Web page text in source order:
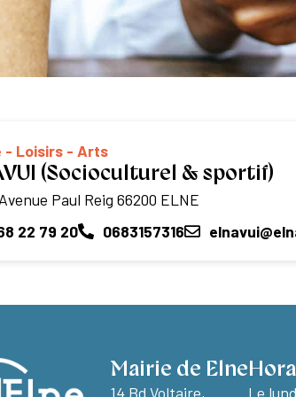
- Loisirs - Arts
(Socioculturel & sportif)
Paul Reig 66200 ELNE
22 79 20
0683157316
Mairie de Elne
14 Bd Voltaire, Le